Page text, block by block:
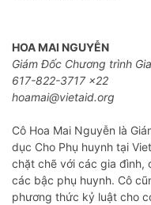
HOA MAI NGUYỄN
Giám Đốc Chương trình
617-822-3717 x22
hoamai@vietaid.org
Cô Hoa Mai Nguyễn là
dục Cho Phụ huynh tại
chặt chẽ với các gia đình,
các bậc phụ huynh. Cô
phương thức kỷ luật cho